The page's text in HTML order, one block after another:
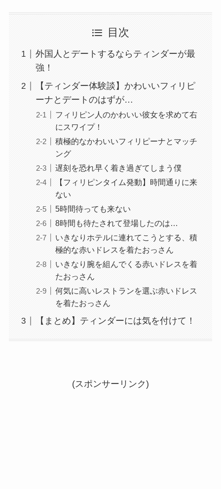
目次
外国人とデートするならティンダーが最
強！
【ティンダー体験談】かわいいフィリピ
ーナとデートのはずが…
フィリピン人のかわいい彼女を求めて右
にスワイプ！
積極的なかわいいフィリピーナとマッチ
ング
遅刻を恐れ早く着き過ぎてしまう僕
【フィリピンタイム発動】時間通りに来
ない
5時間待っても来ない
8時間も待たされて登場したのは…
いきなりホテルに連れてこうとする、積
極的な赤いドレスを着たおっさん
いきなり腕を組んでくる赤いドレスを着
たおっさん
何気に高いレストランを選ぶ赤いドレス
を着たおっさん
【まとめ】ティンダーには気を付けて！
(スポンサーリンク)